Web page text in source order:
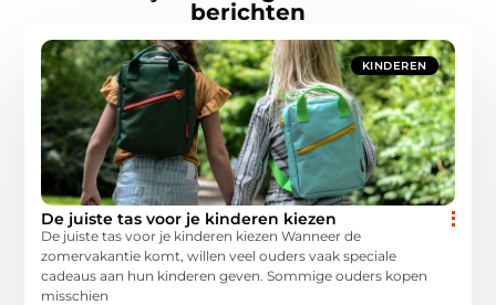
berichten
KINDEREN
De juiste tas voor je kinderen kiezen
De juiste tas voor je kinderen kiezen Wanneer de
zomervakantie komt, willen veel ouders vaak speciale
cadeaus aan hun kinderen geven. Sommige ouders kopen
misschien